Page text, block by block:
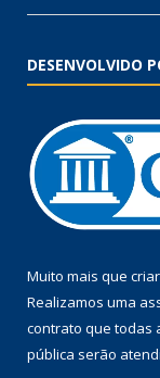
DESENVOLVIDO
Muito mais que
Realizamos uma
contrato que todas
pública serão